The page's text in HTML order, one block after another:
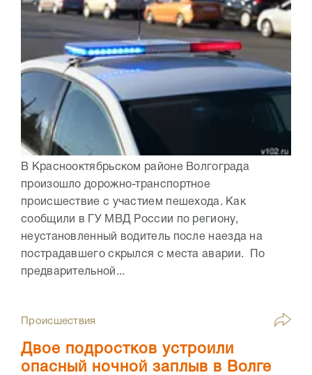
В Краснооктябрьском районе Волгограда
произошло дорожно-транспортное
происшествие с участием пешехода. Как
сообщили в ГУ МВД России по региону,
неустановленный водитель после наезда на
пострадавшего скрылся с места аварии. По
предварительной...
Происшествия
Двое подростков устроили
опасный ночной заплыв в Волге